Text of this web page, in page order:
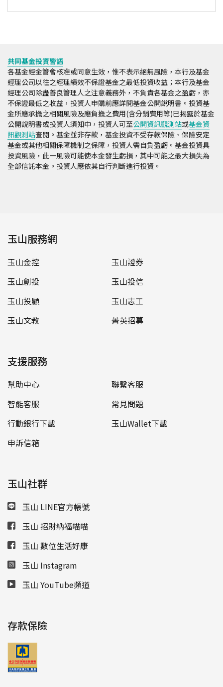
共同基金投資警語
各基金經金管會核准或同意生效，惟不表示絕無風險，本行及基金
經理公司以往之經理績效不保證基金之最低投資收益；本行及基金
經理公司除盡善良管理人之注意義務外，不負責各基金之盈虧，亦
不保證最低之收益，投資人申購前應詳閱基金公開說明書。投資基
金所應承擔之相關風險及應負擔之費用(含分銷費用等)已揭露於基金
公開說明書或投資人須知中，投資人可至公開資訊觀測站或基金資
訊觀測站查閱。基金並非存款，基金投資不受存款保險、保險安定
基金或其他相關保障機制之保障，投資人需自負盈虧。基金投資具
投資風險，此一風險可能使本金發生虧損，其中可能之最大損失為
全部信託本金。投資人應依其自行判斷進行投資。
玉山服務網
玉山金控
玉山證券
玉山創投
玉山投信
玉山投顧
玉山志工
玉山文教
菁英招募
支援服務
幫助中心
聯繫客服
智能客服
常見問題
行動銀行下載
玉山Wallet下載
申訴信箱
玉山社群
玉山 LINE官方帳號
玉山 招財納福喵喵
玉山 數位生活好康
玉山 Instagram
玉山 YouTube頻道
存款保險